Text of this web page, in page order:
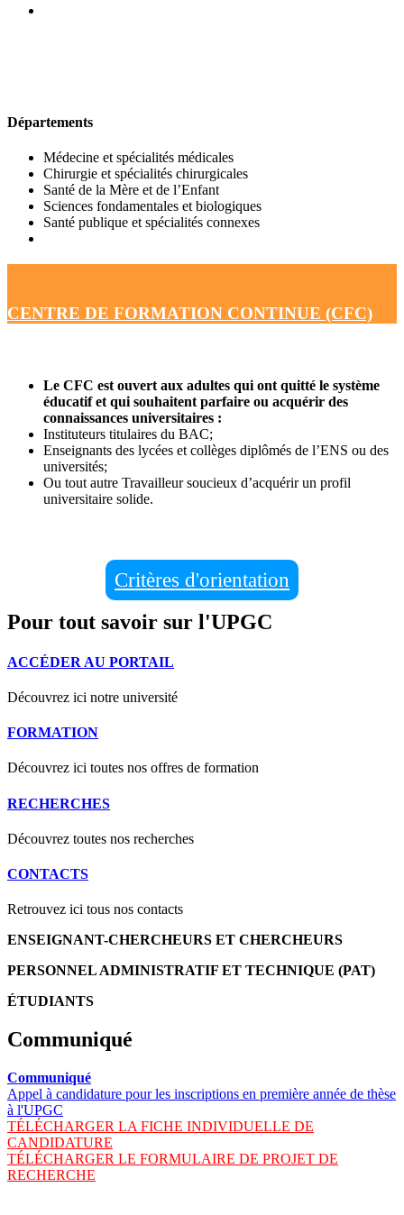
Départements
Médecine et spécialités médicales
Chirurgie et spécialités chirurgicales
Santé de la Mère et de l’Enfant
Sciences fondamentales et biologiques
Santé publique et spécialités connexes
CENTRE DE FORMATION CONTINUE (CFC)
Le CFC est ouvert aux adultes qui ont quitté le système
éducatif et qui souhaitent parfaire ou acquérir des
connaissances universitaires :
Instituteurs titulaires du BAC;
Enseignants des lycées et collèges diplômés de l’ENS ou des
universités;
Ou tout autre Travailleur soucieux d’acquérir un profil
universitaire solide.
Critères d'orientation
Pour tout savoir sur l'UPGC
ACCÉDER AU PORTAIL
Découvrez ici notre université
FORMATION
Découvrez ici toutes nos offres de formation
RECHERCHES
Découvrez toutes nos recherches
CONTACTS
Retrouvez ici tous nos contacts
ENSEIGNANT-CHERCHEURS ET CHERCHEURS
PERSONNEL ADMINISTRATIF ET TECHNIQUE (PAT)
ÉTUDIANTS
Communiqué
Communiqué
Appel à candidature pour les inscriptions en première année de thèse
à l'UPGC
TÉLÉCHARGER LA FICHE INDIVIDUELLE DE
CANDIDATURE
TÉLÉCHARGER LE FORMULAIRE DE PROJET DE
RECHERCHE